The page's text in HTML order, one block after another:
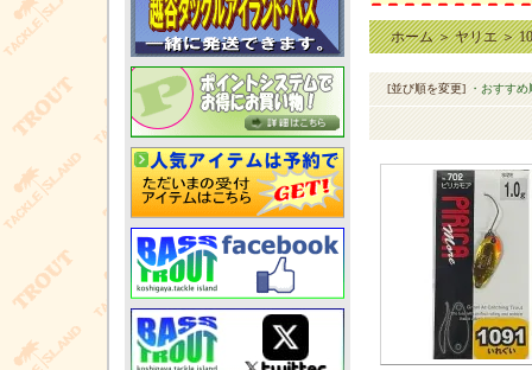
ホーム＞ヤリエ＞
[並び順を変更] ・おすすめ